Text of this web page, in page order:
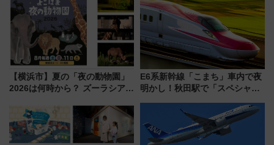
スとコラボ
【横浜市】夏の「夜の動物園」
2026は何時から？ ズーラシア・
見どころ、限定イベントを徹底
解説！
E6系新幹線「こまち」車内で夜
明かし！秋田駅で「スペシャル